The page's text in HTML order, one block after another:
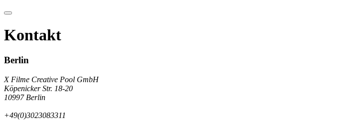
Kontakt
Berlin
X Filme Creative Pool GmbH
Köpenicker Str. 18-20
10997 Berlin
+49(0)3023083311